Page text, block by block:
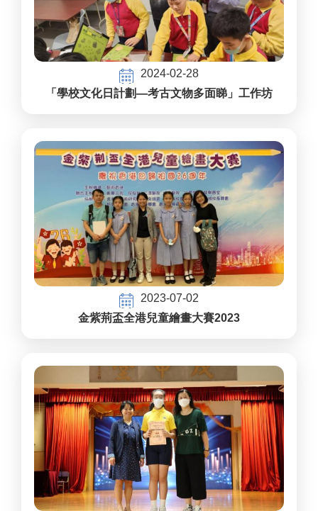
2024-02-28
「學校文化日計劃—考古文物多面睇」工作坊
2023-07-02
金紫荊盃全港兒童繪畫大賽2023